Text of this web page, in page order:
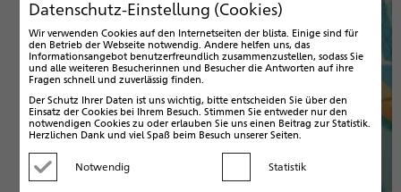
Datenschutz-Einstellung (Cookies)
Wir verwenden Cookies auf den Internetseiten der blista. Einige sind für
den Betrieb der Webseite notwendig. Andere helfen uns, das
Informationsangebot benutzerfreundlich zusammenzustellen, sodass Sie
und alle weiteren Besucherinnen und Besucher die Antworten auf ihre
Fragen schnell und zuverlässig finden.
Der Schutz Ihrer Daten ist uns wichtig, bitte entscheiden Sie über den
Einsatz der Cookies bei Ihrem Besuch. Stimmen Sie entweder nur den
notwendigen Cookies zu oder erlauben Sie uns einen Beitrag zur Statistik.
Herzlichen Dank und viel Spaß beim Besuch unserer Seiten.
Notwendig Statistik